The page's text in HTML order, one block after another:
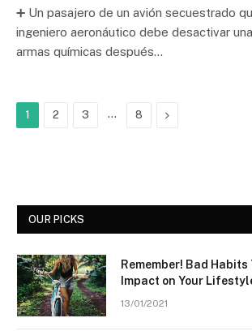
➕ Un pasajero de un avión secuestrado
ingeniero aeronáutico debe desactivar
armas químicas después…
1 2 3 … 8 Next
OUR PICKS
Remember! Bad
Impact on Your
13/01/2021